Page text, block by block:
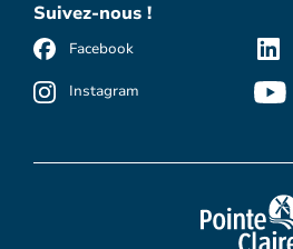
Suivez-nous !
Facebook
Instagram